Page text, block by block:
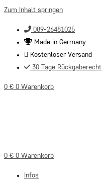
Zum Inhalt springen
089-26481025
Made in Germany
Kostenloser Versand
30 Tage Rückgaberecht
0 € 0 Warenkorb
0 € 0 Warenkorb
Infos